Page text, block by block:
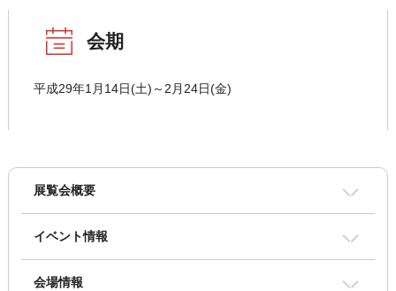
会期
平成29年1月14日(土)～2月24日(金)
展覧会概要
イベント情報
会場情報